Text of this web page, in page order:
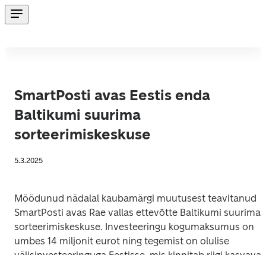
SmartPosti avas Eestis enda
Baltikumi suurima
sorteerimiskeskuse
5.3.2025
Möödunud nädalal kaubamärgi muutusest teavitanud
SmartPosti avas Rae vallas ettevõtte Baltikumi suurima
sorteerimiskeskuse. Investeeringu kogumaksumus on
umbes 14 miljonit eurot ning tegemist on olulise